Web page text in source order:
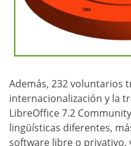
Además, 232 voluntarios
internacionalización y la
LibreOffice 7.2
lingüísticas diferentes,
software libre o privativo,